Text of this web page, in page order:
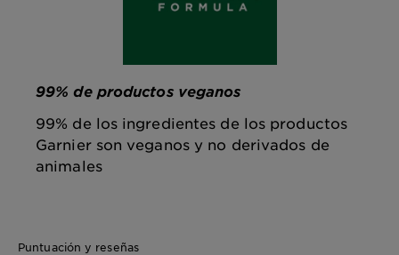
99% de productos veganos
99% de los ingredientes de los productos
Garnier son veganos y no derivados de
animales
Puntuación y reseñas